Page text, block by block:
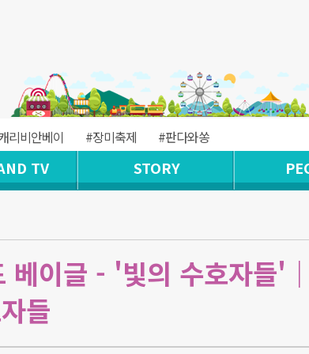
리비안베이 #장미축제 #판다와쏭
TV STORY
베이글 - '빛의 수호자들'
들